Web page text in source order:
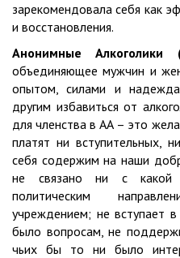
зарекомендовала себя как
и восстановления.
Анонимные Алкоголики
объединяющее мужчин и
опытом, силами и
другим избавиться от
для членства в АА – это
платят ни вступительных,
себя содержим на наши
не связано ни с какой
политическим
учреждением; не вступает
было вопросам, не
чьих бы то ни было